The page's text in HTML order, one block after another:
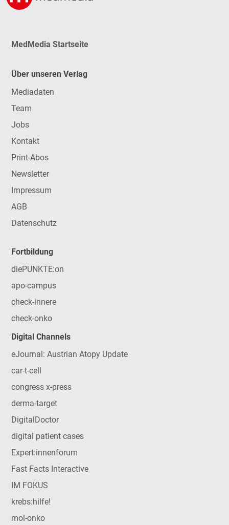
MedMedia Startseite
Über unseren Verlag
Mediadaten
Team
Jobs
Kontakt
Print-Abos
Newsletter
Impressum
AGB
Datenschutz
Fortbildung
diePUNKTE:on
apo-campus
check-innere
check-onko
Digital Channels
eJournal: Austrian Atopy Update
car-t-cell
congress x-press
derma-target
DigitalDoctor
digital patient cases
Expert:innenforum
Fast Facts Interactive
IM FOKUS
krebs:hilfe!
mol-onko